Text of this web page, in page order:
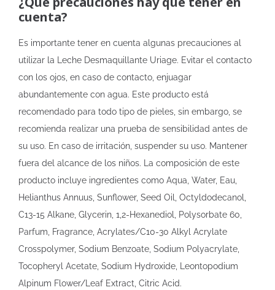
cuenta?
Es importante tener en cuenta algunas precauciones al
utilizar la Leche Desmaquillante Uriage. Evitar el contacto
con los ojos, en caso de contacto, enjuagar
abundantemente con agua. Este producto está
recomendado para todo tipo de pieles, sin embargo, se
recomienda realizar una prueba de sensibilidad antes de
su uso. En caso de irritación, suspender su uso. Mantener
fuera del alcance de los niños. La composición de este
producto incluye ingredientes como Aqua, Water, Eau,
Helianthus Annuus, Sunflower, Seed Oil, Octyldodecanol,
C13-15 Alkane, Glycerin, 1,2-Hexanediol, Polysorbate 60,
Parfum, Fragrance, Acrylates/C10-30 Alkyl Acrylate
Crosspolymer, Sodium Benzoate, Sodium Polyacrylate,
Tocopheryl Acetate, Sodium Hydroxide, Leontopodium
Alpinum Flower/Leaf Extract, Citric Acid.